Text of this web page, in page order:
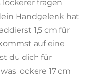
lockerer tragen
Handgelenk hat
1,5 cm für
auf eine
du dich für
lockere 17 cm